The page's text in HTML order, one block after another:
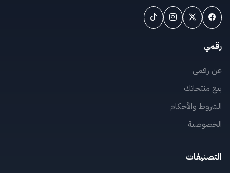
رقمي
عن رقمي
بيع منتجاتك
الشروط والأحكام
الخصوصية
التصنيفات